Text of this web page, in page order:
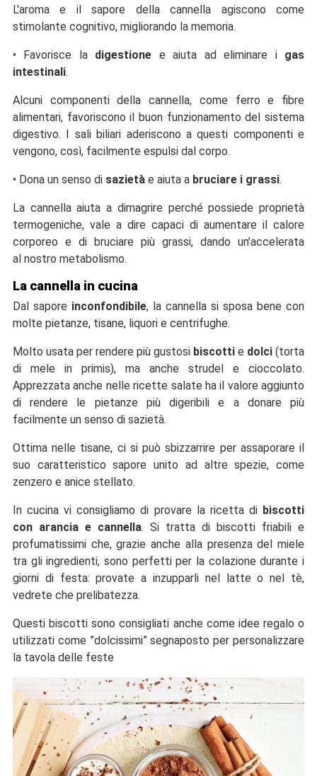
L'aroma e il sapore della cannella agiscono come
stimolante cognitivo, migliorando la memoria.
• Favorisce la digestione e aiuta ad eliminare i gas
intestinali.
Alcuni componenti della cannella, come ferro e fibre
alimentari, favoriscono il buon funzionamento del sistema
digestivo. I sali biliari aderiscono a questi componenti e
vengono, così, facilmente espulsi dal corpo.
• Dona un senso di sazietà e aiuta a bruciare i grassi.
La cannella aiuta a dimagrire perché possiede proprietà
termogeniche, vale a dire capaci di aumentare il calore
corporeo e di bruciare più grassi, dando un’accelerata
al nostro metabolismo.
La cannella in cucina
Dal sapore inconfondibile, la cannella si sposa bene con
molte pietanze, tisane, liquori e centrifughe.
Molto usata per rendere più gustosi biscotti e dolci (torta
di mele in primis), ma anche strudel e cioccolato.
Apprezzata anche nelle ricette salate ha il valore aggiunto
di rendere le pietanze più digeribili e a donare più
facilmente un senso di sazietà.
Ottima nelle tisane, ci si può sbizzarrire per assaporare il
suo caratteristico sapore unito ad altre spezie, come
zenzero e anice stellato.
In cucina vi consigliamo di provare la ricetta di biscotti
con arancia e cannella. Si tratta di biscotti friabili e
profumatissimi che, grazie anche alla presenza del miele
tra gli ingredienti, sono perfetti per la colazione durante i
giorni di festa: provate a inzupparli nel latte o nel tè,
vedrete che prelibatezza.
Questi biscotti sono consigliati anche come idee regalo o
utilizzati come ”dolcissimi” segnaposto per personalizzare
la tavola delle feste